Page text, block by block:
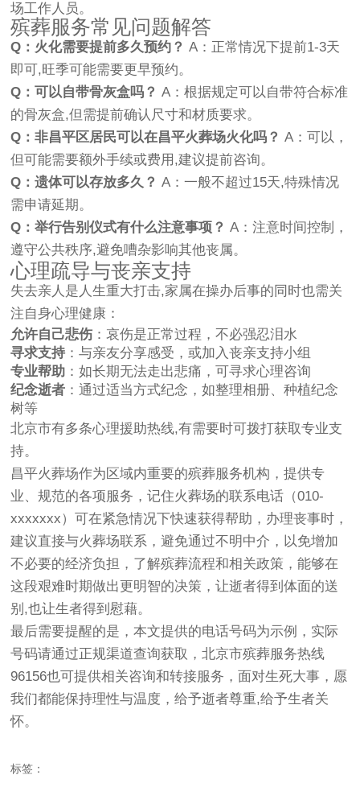
场工作人员。
殡葬服务常见问题解答
Q：火化需要提前多久预约？ A：正常情况下提前1-3天
即可,旺季可能需要更早预约。
Q：可以自带骨灰盒吗？ A：根据规定可以自带符合标准
的骨灰盒,但需提前确认尺寸和材质要求。
Q：非昌平区居民可以在昌平火葬场火化吗？ A：可以，
但可能需要额外手续或费用,建议提前咨询。
Q：遗体可以存放多久？ A：一般不超过15天,特殊情况
需申请延期。
Q：举行告别仪式有什么注意事项？ A：注意时间控制，
遵守公共秩序,避免嘈杂影响其他丧属。
心理疏导与丧亲支持
失去亲人是人生重大打击,家属在操办后事的同时也需关
注自身心理健康：
允许自己悲伤 ：哀伤是正常过程，不必强忍泪水
寻求支持 ：与亲友分享感受，或加入丧亲支持小组
专业帮助 ：如长期无法走出悲痛，可寻求心理咨询
纪念逝者 ：通过适当方式纪念，如整理相册、种植纪念
树等
北京市有多条心理援助热线,有需要时可拨打获取专业支
持。
昌平火葬场作为区域内重要的殡葬服务机构，提供专
业、规范的各项服务，记住火葬场的联系电话（010-
xxxxxxx）可在紧急情况下快速获得帮助，办理丧事时，
建议直接与火葬场联系，避免通过不明中介，以免增加
不必要的经济负担，了解殡葬流程和相关政策，能够在
这段艰难时期做出更明智的决策，让逝者得到体面的送
别,也让生者得到慰藉。
最后需要提醒的是，本文提供的电话号码为示例，实际
号码请通过正规渠道查询获取，北京市殡葬服务热线
96156也可提供相关咨询和转接服务，面对生死大事，愿
我们都能保持理性与温度，给予逝者尊重,给予生者关
怀。
标签：